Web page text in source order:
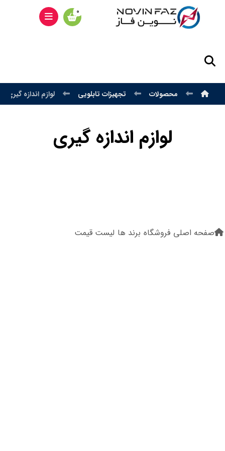
محصولات تجهیزات تابلویی لوازم اندازه گیری
لوازم اندازه گیری
صفحه اصلی فروشگاه برند ها لیست قیمت